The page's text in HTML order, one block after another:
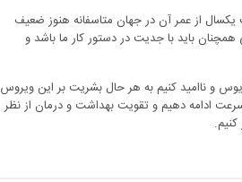
از عمر آن در جهان متاسفانه هنوز ضعیف
باید با جدیت در دستور کار ما باشد و
و ناامید کنیم به هر حال بشریت بر این ویروس
ادامه دهیم و تقویت بهداشت و درمان از نظر